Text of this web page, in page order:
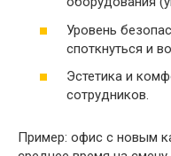
Уровень
споткнуться и
Эстетика и
сотрудников.
Пример: офис с новым